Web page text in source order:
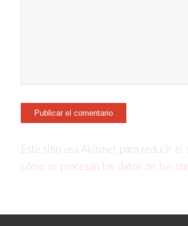
Este sitio usa Akismet para reducir el
cómo se procesan los datos de tus